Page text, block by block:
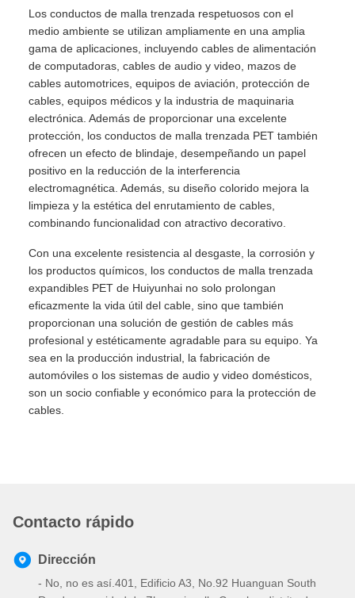
Los conductos de malla trenzada respetuosos con el
medio ambiente se utilizan ampliamente en una amplia
gama de aplicaciones, incluyendo cables de alimentación
de computadoras, cables de audio y video, mazos de
cables automotrices, equipos de aviación, protección de
cables, equipos médicos y la industria de maquinaria
electrónica. Además de proporcionar una excelente
protección, los conductos de malla trenzada PET también
ofrecen un efecto de blindaje, desempeñando un papel
positivo en la reducción de la interferencia
electromagnética. Además, su diseño colorido mejora la
limpieza y la estética del enrutamiento de cables,
combinando funcionalidad con atractivo decorativo.
Con una excelente resistencia al desgaste, la corrosión y
los productos químicos, los conductos de malla trenzada
expandibles PET de Huiyunhai no solo prolongan
eficazmente la vida útil del cable, sino que también
proporcionan una solución de gestión de cables más
profesional y estéticamente agradable para su equipo. Ya
sea en la producción industrial, la fabricación de
automóviles o los sistemas de audio y video domésticos,
son un socio confiable y económico para la protección de
cables.
Contacto rápido
Dirección
- No, no es así.401, Edificio A3, No.92 Huanguan South